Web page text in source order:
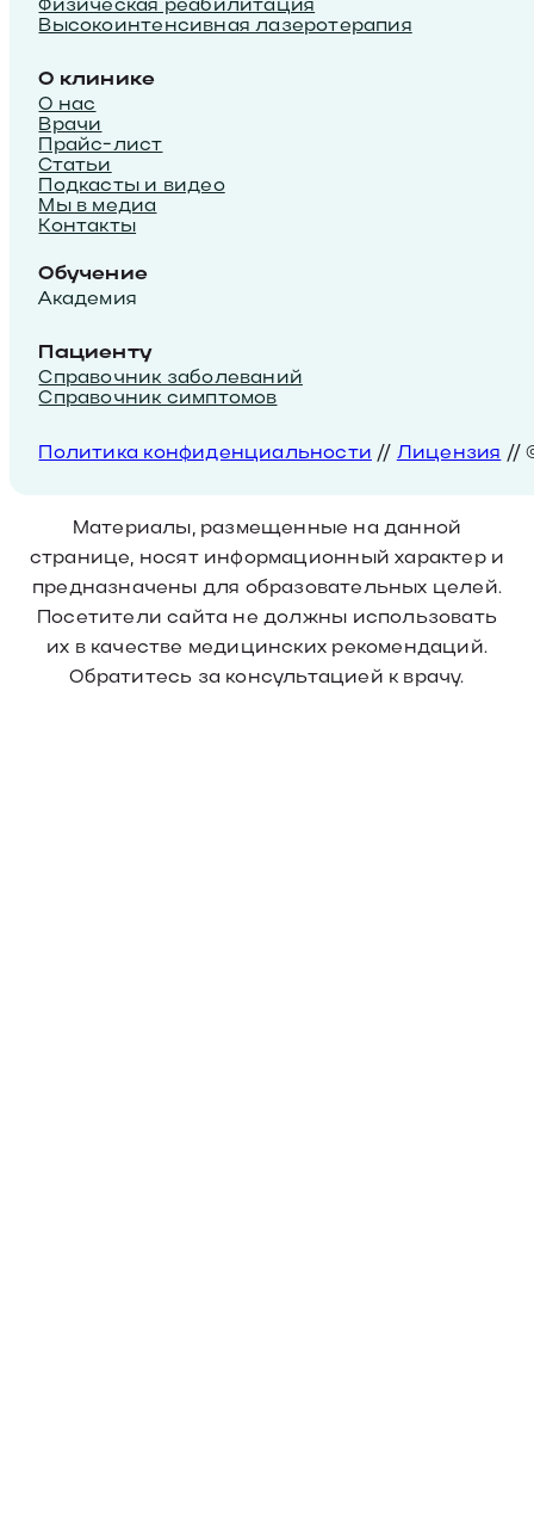
Высокоинтенсивная лазеротерапия
О клинике
О нас
Врачи
Прайс-лист
Статьи
Подкасты и видео
Мы в медиа
Контакты
Обучение
Академия
Пациенту
Справочник заболеваний
Справочник симптомов
Политика конфиденциальности // Лицензия //
Материалы, размещенные на данной
странице, носят информационный характер и
предназначены для образовательных целей.
Посетители сайта не должны использовать
их в качестве медицинских рекомендаций.
Обратитесь за консультацией к врачу.